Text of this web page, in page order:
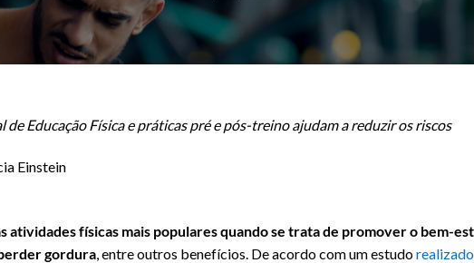
de Educação Física e práticas pré e pós-treino ajudam a reduzir os riscos
Einstein
atividades físicas mais populares quando se trata de promover o bem-
gordura , entre outros benefícios. De acordo com um estudo